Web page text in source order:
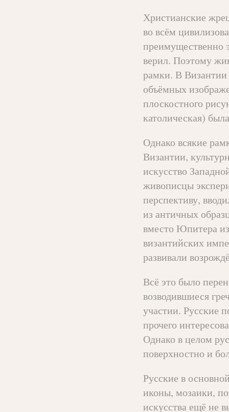
Христианские
во всём
преимущественно
верил. Поэтому
рамки. В Византии
объёмных
плоскостного
католическая)
Однако всякие
Византии,
искусство
живописцы
перспективу,
из античных
вместо Юпитера
византийских
развивали
Всё это было
возводившиеся
участии. Русские
прочего
Однако в целом
поверхностно и
Русские в
иконы, мозаики,
искусства ещё не